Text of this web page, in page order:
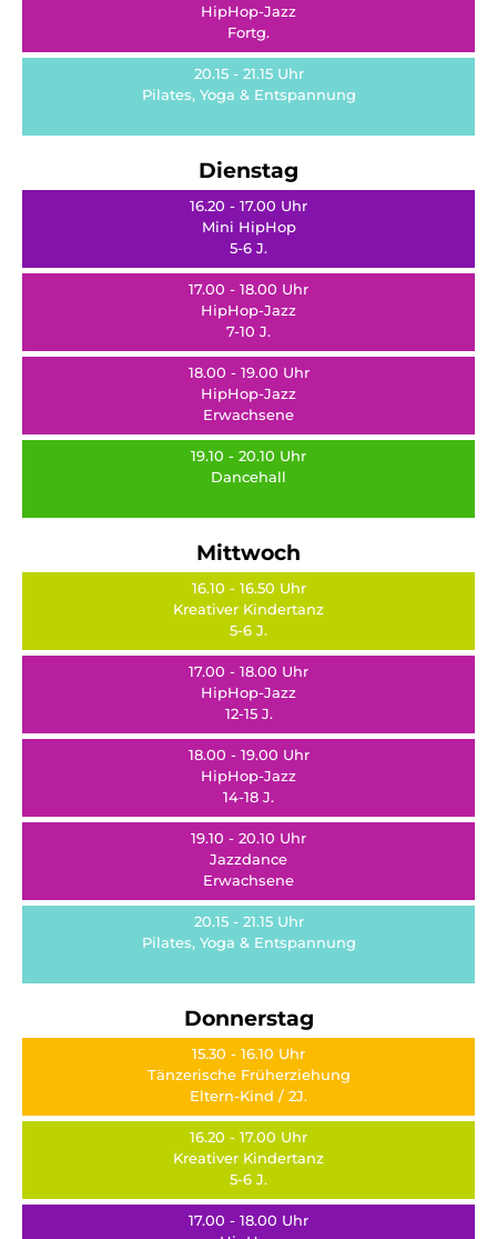
HipHop-Jazz
Fortg.
20.15 - 21.15 Uhr
Pilates, Yoga & Entspannung
Dienstag
16.20 - 17.00 Uhr
Mini HipHop
5-6 J.
17.00 - 18.00 Uhr
HipHop-Jazz
7-10 J.
18.00 - 19.00 Uhr
HipHop-Jazz
Erwachsene
19.10 - 20.10 Uhr
Dancehall
Mittwoch
16.10 - 16.50 Uhr
Kreativer Kindertanz
5-6 J.
17.00 - 18.00 Uhr
HipHop-Jazz
12-15 J.
18.00 - 19.00 Uhr
HipHop-Jazz
14-18 J.
19.10 - 20.10 Uhr
Jazzdance
Erwachsene
20.15 - 21.15 Uhr
Pilates, Yoga & Entspannung
Donnerstag
15.30 - 16.10 Uhr
Tänzerische Früherziehung
Eltern-Kind / 2J.
16.20 - 17.00 Uhr
Kreativer Kindertanz
5-6 J.
17.00 - 18.00 Uhr